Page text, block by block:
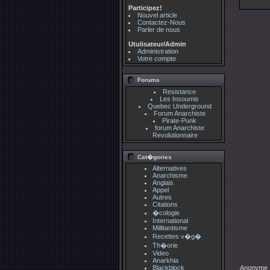
Participez!
Nouvel article
Contactez-Nous
Parler de nous
Utulisateur/Admin
Administration
Votre compte
Forums
Resistance
Les Insoumis
Quebec Underground
Forum Anarchiste
Pirate-Punk
forum Anarchiste
Revolutionnaire
Cat�gories
Alternatives
Anarchisme
Anglais
Appel
Autres
Citations
�cologie
International
Millitantisme
Recettes v�g�
Th�orie
Video
Anarkhia
Blackblock
Anonyme